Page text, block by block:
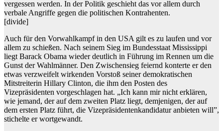
vergessen werden. In der Politik geschieht das vor allem durch
verbale Angriffe gegen die politischen Kontrahenten.
[divide]
Auch für den Vorwahlkampf in den USA gilt es zu laufen und vor
allem zu schießen. Nach seinem Sieg im Bundesstaat Mississippi
liegt Barack Obama wieder deutlich in Führung im Rennen um die
Gunst der Wahlmänner. Den Zwischensieg feiernd konterte er den
etwas verzweifelt wirkenden Vorstoß seiner demokratischen
Mitstreiterin Hillary Clinton, die ihm den Posten des
Vizepräsidenten vorgeschlagen hat. „Ich kann mir nicht erklären,
wie jemand, der auf dem zweiten Platz liegt, demjenigen, der auf
dem ersten Platz führt, die Vizepräsidentenkandidatur anbieten will”,
stichelte er wortgewandt.